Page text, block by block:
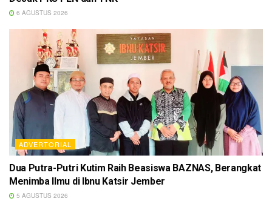
6 AGUSTUS 2026
ADVERTORIAL
Dua Putra-Putri Kutim Raih Beasiswa BAZNAS, Berangkat
Menimba Ilmu di Ibnu Katsir Jember
5 AGUSTUS 2026